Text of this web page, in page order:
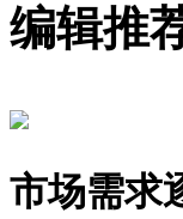
编辑推
市场需求